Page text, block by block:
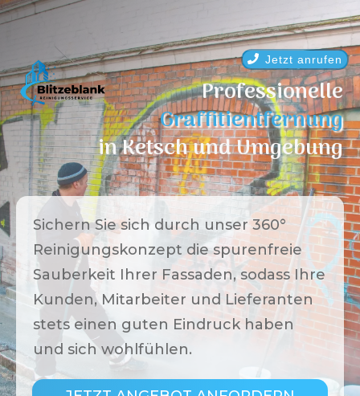
Jetzt anrufen
Professionelle
Graffitientfernung
inKetschund Umgebung
Sichern Sie sich durch unser 360°
Reinigungskonzept die spurenfreie
Sauberkeit Ihrer Fassaden, sodass Ihre
Kunden, Mitarbeiter und Lieferanten
stets einen guten Eindruck haben
und sich wohlfühlen.